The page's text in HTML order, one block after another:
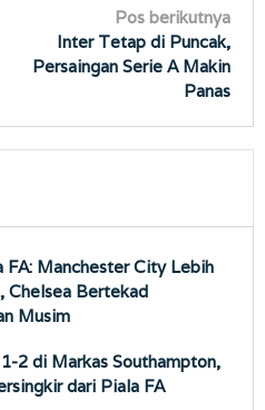
Pos berikutnya
Inter Tetap di Puncak,
Persaingan Serie A Makin
Panas
FA: Manchester City Lebih
Chelsea Bertekad
Musim
2 di Markas Southampton,
dari Piala FA